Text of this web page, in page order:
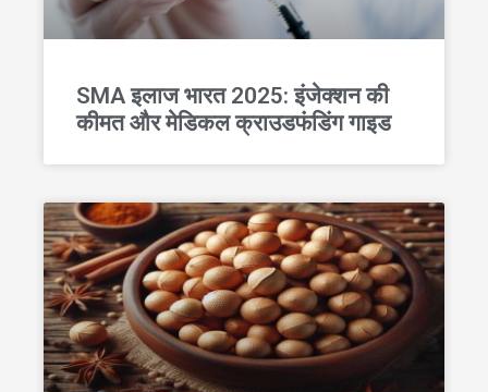
SMA इलाज भारत 2025: इंजेक्शन की
कीमत और मेडिकल क्राउडफंडिंग गाइड